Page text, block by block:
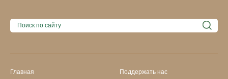
Главная
Поддержать нас